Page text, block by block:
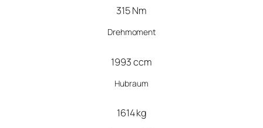
315 Nm
Drehmoment
1993 ccm
Hubraum
1614 kg